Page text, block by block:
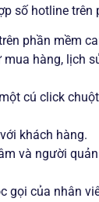
số hotline trên
phần mềm
hàng, lịch
cú click
khách hàng.
và người
gọi của nhân